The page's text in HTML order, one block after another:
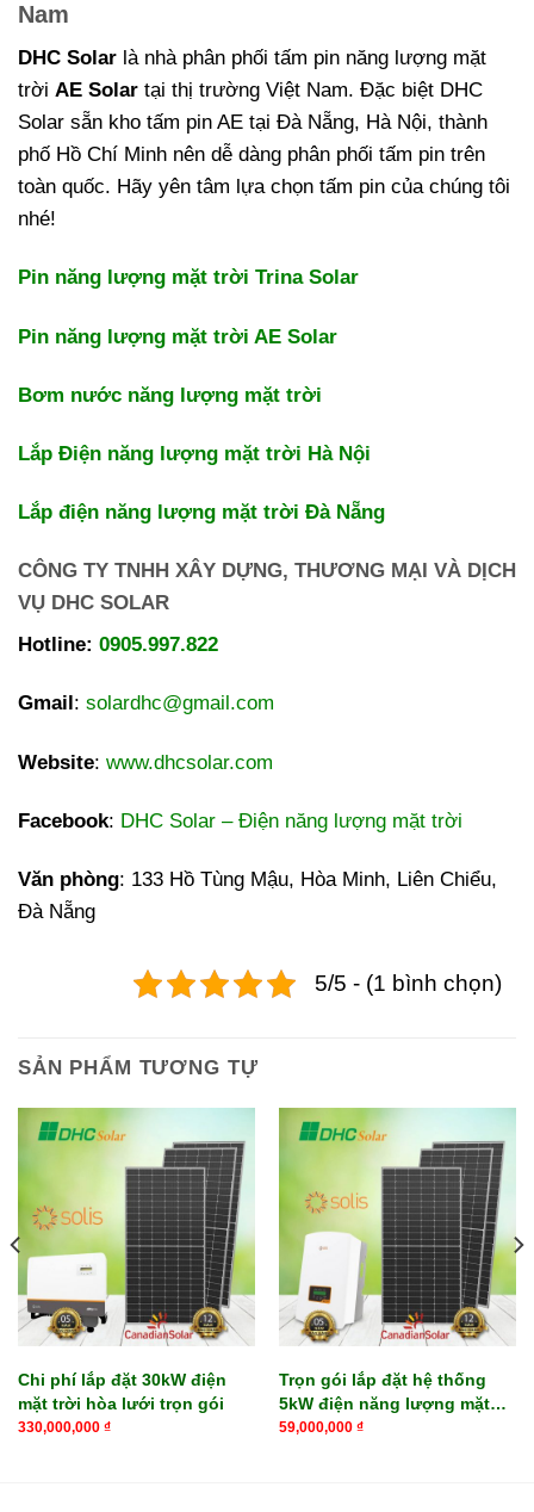
Nam
DHC Solar là nhà phân phối tấm pin năng lượng mặt
trời AE Solar tại thị trường Việt Nam. Đặc biệt DHC
Solar sẵn kho tấm pin AE tại Đà Nẵng, Hà Nội, thành
phố Hồ Chí Minh nên dễ dàng phân phối tấm pin trên
toàn quốc. Hãy yên tâm lựa chọn tấm pin của chúng tôi
nhé!
Pin năng lượng mặt trời Trina Solar
Pin năng lượng mặt trời AE Solar
Bơm nước năng lượng mặt trời
Lắp Điện năng lượng mặt trời Hà Nội
Lắp điện năng lượng mặt trời Đà Nẵng
CÔNG TY TNHH XÂY DỰNG, THƯƠNG MẠI VÀ DỊCH
VỤ DHC SOLAR
Hotline: 0905.997.822
Gmail : solardhc@gmail.com
Website: www.dhcsolar.com
Facebook: DHC Solar – Điện năng lượng mặt trời
Văn phòng: 133 Hồ Tùng Mậu, Hòa Minh, Liên Chiểu,
Đà Nẵng
5/5 - (1 bình chọn)
SẢN PHẨM TƯƠNG TỰ
Chi phí lắp đặt 30kW điện
mặt trời hòa lưới trọn gói
330,000,000 ₫
Trọn gói lắp đặt hệ thống
5kW điện năng lượng mặt
trời cho gia đình
59,000,000 ₫